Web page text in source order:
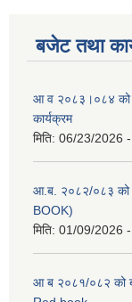
बजेट तथा
आ व २०८३।०८४ को
कार्यक्रम
मिति: 06/23/2026
आ.ब. २०८२/०८३ को
BOOK)
मिति: 01/09/2026
आ ब २०८१/०८२ को